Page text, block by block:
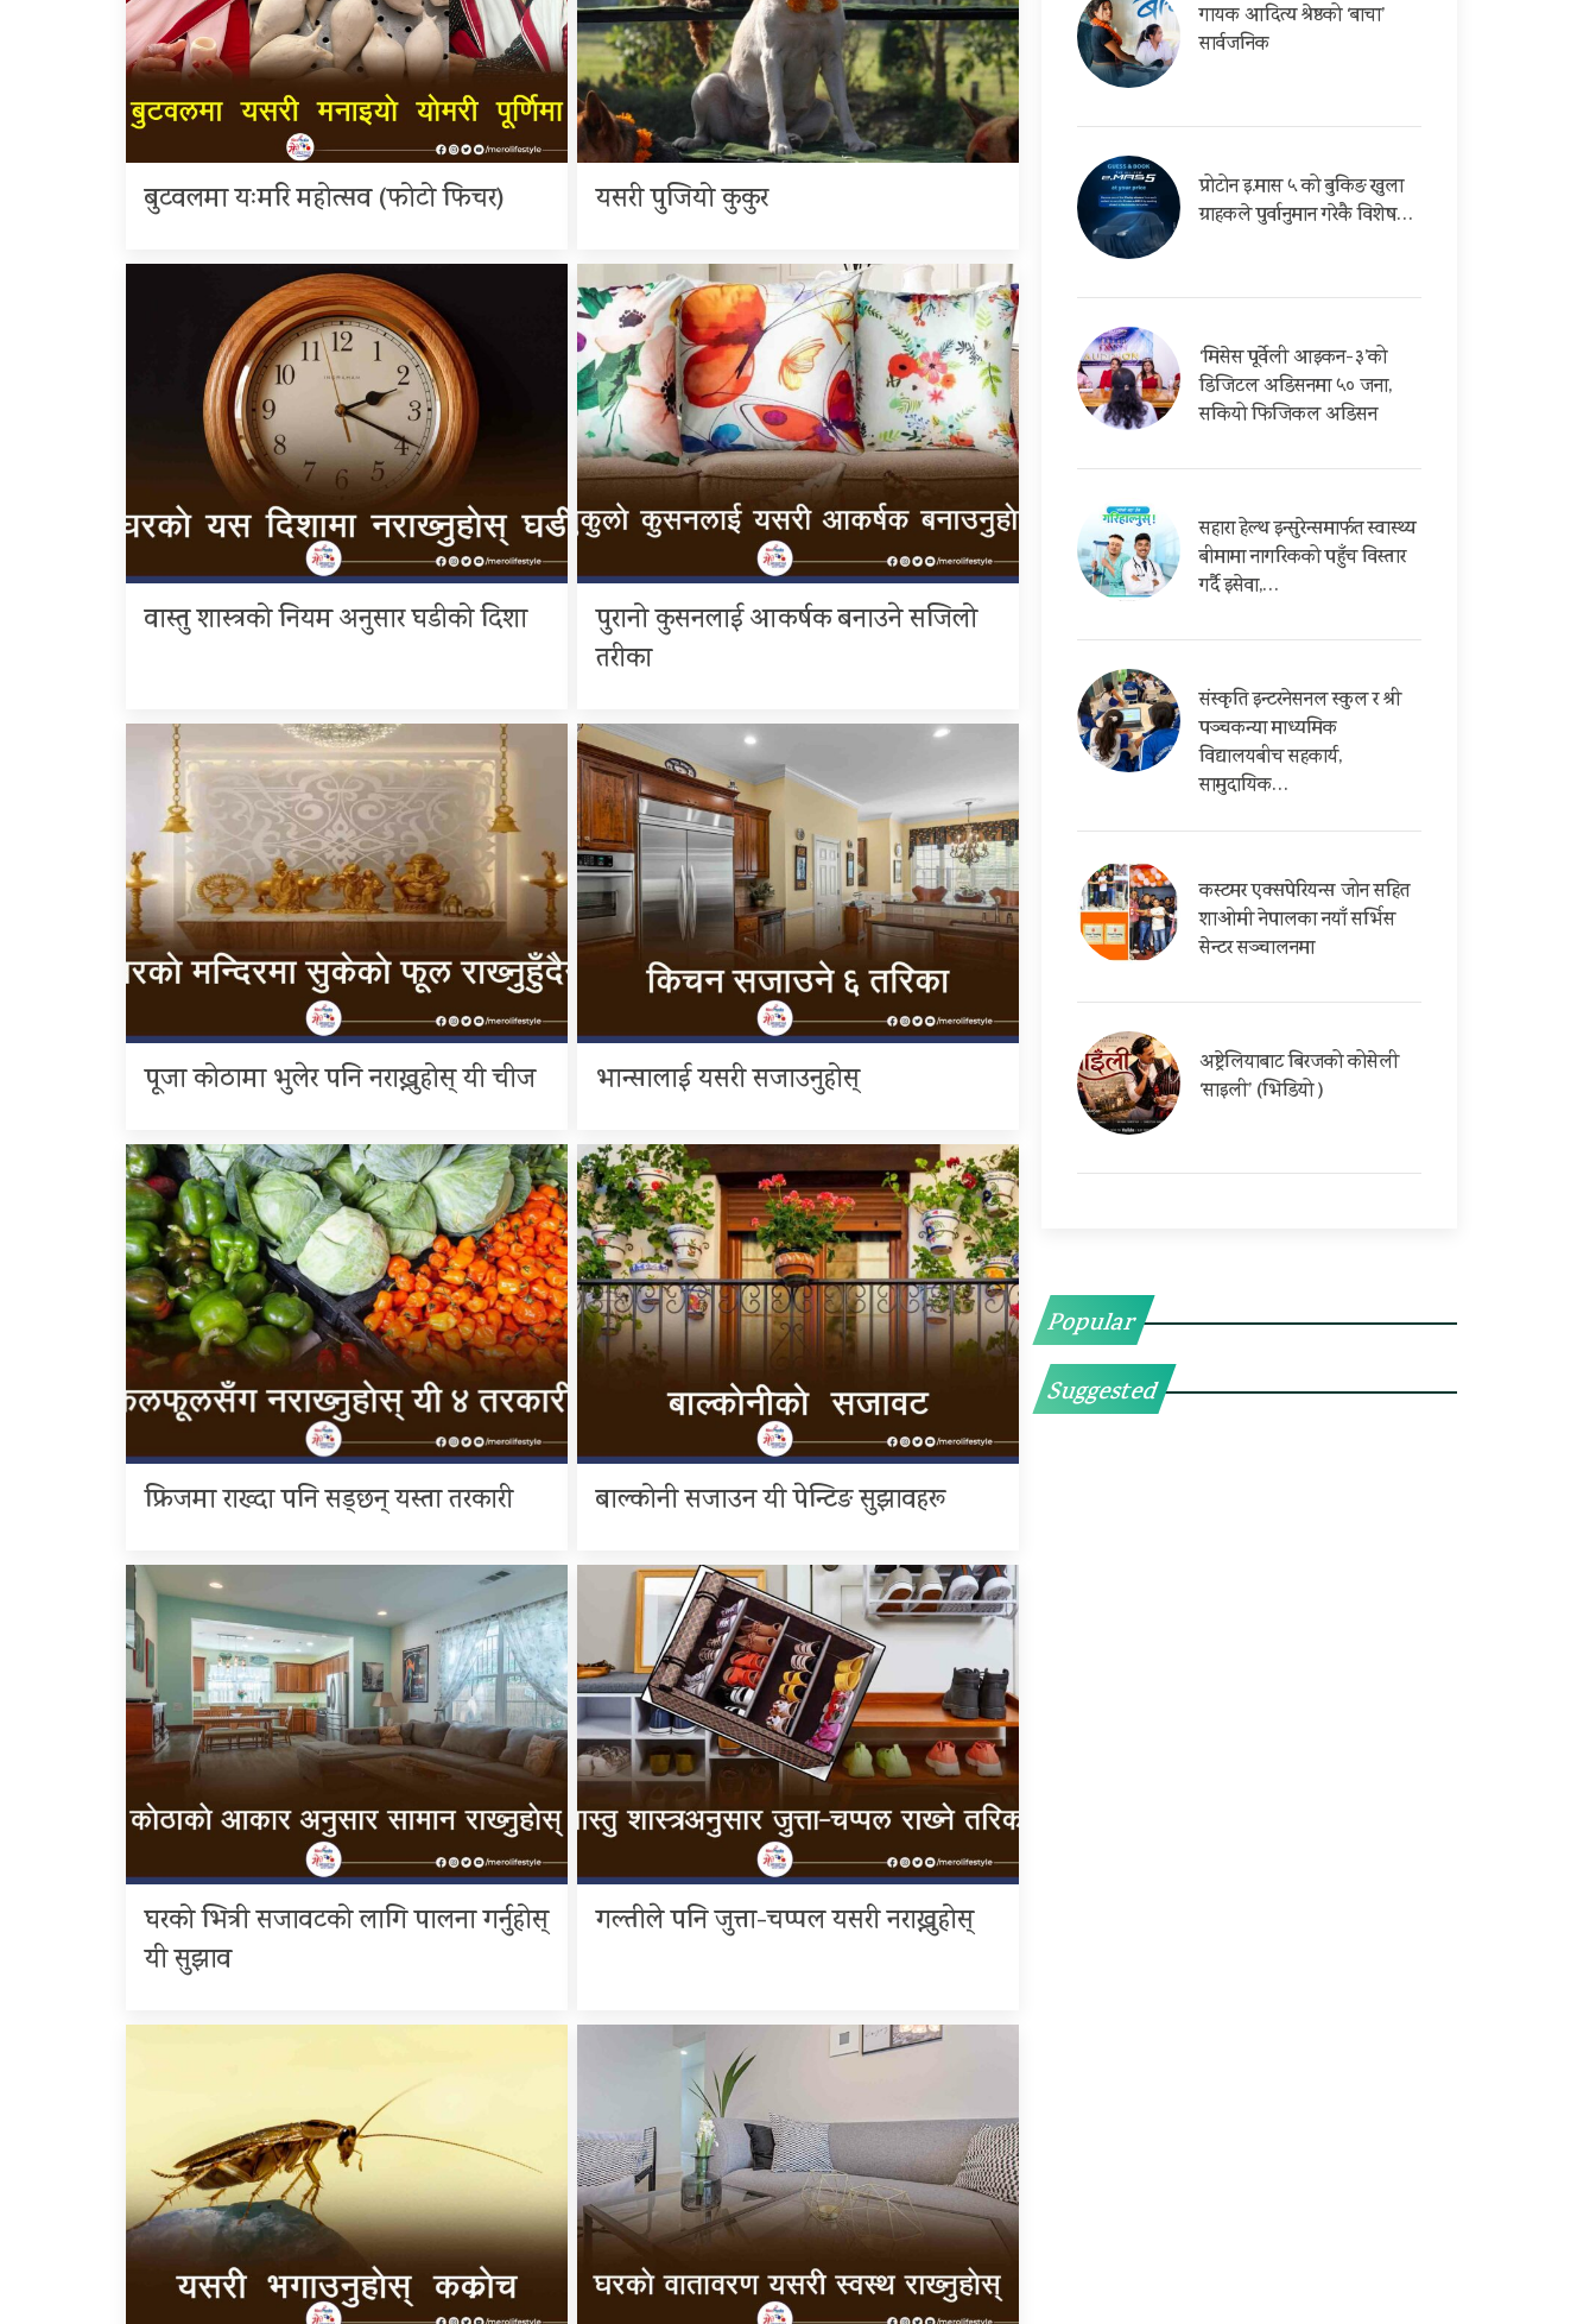
बुटवलमा यःमरि महोत्सव (फोटो फिचर) यसरी पुजियो कुकुर
वास्तु शास्त्रको नियम अनुसार घडीको दिशा
पुरानो कुसनलाई आकर्षक बनाउने सजिलो
तरीका
पूजा कोठामा भुलेर पनि नराख्नुहोस् यी चीज भान्सालाई यसरी सजाउनुहोस्
फ्रिजमा राख्दा पनि सड्छन् यस्ता तरकारी बाल्कोनी सजाउन यी पेन्टिङ सुझावहरू
घरको भित्री सजावटको लागि पालना गर्नुहोस्
यी सुझाव
गल्तीले पनि जुत्ता-चप्पल यसरी नराख्नुहोस्
गायक आदित्य श्रेष्ठको ‘बाचा’
सार्वजनिक
प्रोटोन इ.मास ५ को बुकिङ खुला
ग्राहकले पुर्वानुमान गरेकै विशेष…
‘मिसेस पूर्वेली आइकन-३’को
डिजिटल अडिसनमा ५० जना,
सकियो फिजिकल अडिसन
सहारा हेल्थ इन्सुरेन्समार्फत स्वास्थ्य
बीमामा नागरिकको पहुँच विस्तार
गर्दै इसेवा,…
संस्कृति इन्टरनेसनल स्कुल र श्री
पञ्चकन्या माध्यमिक
विद्यालयबीच सहकार्य,
सामुदायिक…
कस्टमर एक्सपेरियन्स जोन सहित
शाओमी नेपालका नयाँ सर्भिस
सेन्टर सञ्चालनमा
अष्ट्रेलियाबाट बिरजको कोसेली
‘साइली’ (भिडियो )
Popular
Suggested